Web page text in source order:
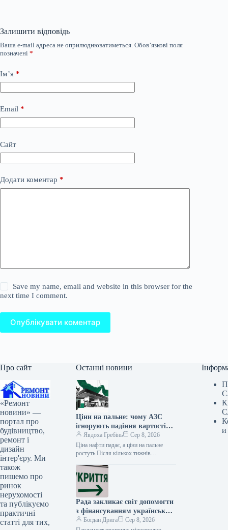
Залишити відповідь
Ваша e-mail адреса не оприлюднюватиметься. Обов’язкові поля
позначені *
Ім’я *
Email *
Сайт
Додати коментар *
Save my name, email and website in this browser for the
next time I comment.
Опублікувати коментар
Про сайт
«Ремонт
новини» —
портал про
будівництво,
ремонт і
дизайн
інтер'єру. Ми
також
пишемо про
ринок
нерухомості
та публікуємо
практичні
статті для тих,
Останні новини
Ціни на пальне: чому АЗС
ігнорують падіння вартості
нафти
Явдоха Гребінь
Сер 8, 2026
Ціна нафти падає, а ціни на пальне
ростуть Після кількох тижнів
нафту почали знижуватися. Це…
Рада закликає світ допомогти
з фінансуванням українських
укриттів
Богдан Дрига
Сер 8, 2026
и